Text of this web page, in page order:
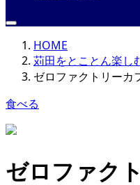
HOME
苅田をとことん楽し
ゼロファクトリーカ
食べる
ゼロファク